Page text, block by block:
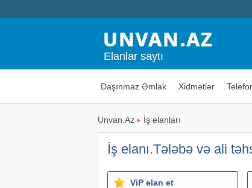
Elanlar saytı
Daşınmaz Əmlak Xidmətlər
Unvan.Az ▸ İş elanları
İş elanı.Tələbə və ali
ViP elan et